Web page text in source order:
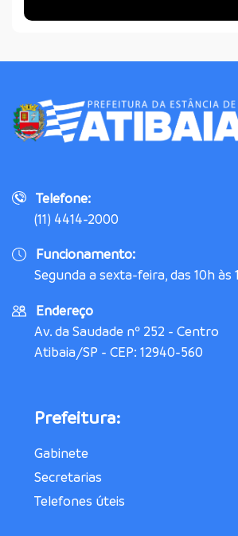
Telefone:
(11) 4414-2000
Funcionamento:
Segunda a sexta-feira, das 10h às
Endereço
Av. da Saudade nº 252 - Centro
Atibaia/SP - CEP: 12940-560
Prefeitura:
Gabinete
Secretarias
Telefones úteis